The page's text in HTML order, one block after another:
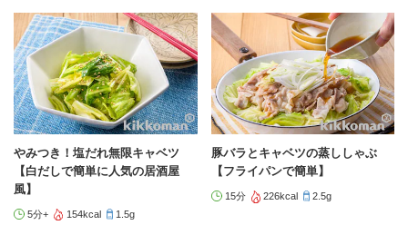
やみつき！塩だれ無限キャベツ
【白だしで簡単に人気の居酒屋
風】
5分+ 154kcal 1.5g
豚バラとキャベツの蒸ししゃぶ
【フライパンで簡単】
15分 226kcal 2.5g